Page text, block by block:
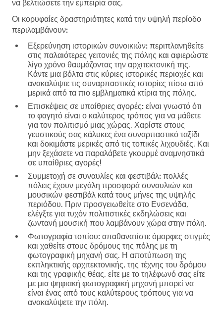
να βελτιώσετε την εμπειρία σας.
Οι κορυφαίες δραστηριότητες κατά την υψηλή περίοδο
περιλαμβάνουν:
Εξερεύνηση ιστορικών συνοικιών: περιπλανηθείτε
στις παλαιότερες γειτονιές της πόλης και αφιερώστε
λίγο χρόνο θαυμάζοντας την αρχιτεκτονική της.
Κάντε μια βόλτα στις κύριες ιστορικές περιοχές και
ανακαλύψτε τις συναρπαστικές ιστορίες πίσω από
μερικά από τα πιο εμβληματικά κτίρια της πόλης.
Επισκέψεις σε υπαίθριες αγορές: είναι γνωστό ότι
το φαγητό είναι ο καλύτερος τρόπος για να μάθετε
για τον πολιτισμό μιας χώρας. Χαρίστε στους
γευστικούς σας κάλυκες ένα συναρπαστικό ταξίδι
και δοκιμάστε μερικές από τις τοπικές λιχουδιές. Και
μην ξεχάσετε να παραλάβετε γκουρμέ αναμνηστικά
σε υπαίθριες αγορές!
Συμμετοχή σε συναυλίες και φεστιβάλ: πολλές
πόλεις έχουν μεγάλη προσφορά συναυλιών και
μουσικών φεστιβάλ κατά τους μήνες της υψηλής
περιόδου. Πριν προσγειωθείτε στο Ενσενάδα,
ελέγξτε για τυχόν πολιτιστικές εκδηλώσεις και
ζωντανή μουσική που λαμβάνουν χώρα στην πόλη.
Φωτογραφία τοπίου: απαθανατίστε όμορφες στιγμές
και χαθείτε στους δρόμους της πόλης με τη
φωτογραφική μηχανή σας. Η αποτύπωση της
εκπληκτικής αρχιτεκτονικής, της τέχνης του δρόμου
και της γραφικής θέας, είτε με το τηλέφωνό σας είτε
με μια ψηφιακή φωτογραφική μηχανή μπορεί να
είναι ένας από τους καλύτερους τρόπους για να
ανακαλύψετε την πόλη.